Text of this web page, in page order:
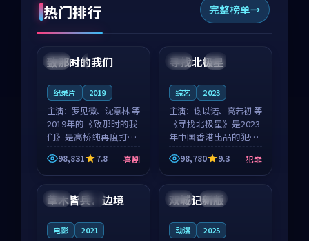
热门排行 完整榜单
中国 4K
99:22
致那时的我们
纪录片 2019
主演： 罗见微、沈意林 等
2019年的《致那时的我
们》是高桥纯再度打磨
的喜剧佳作。中国大陆
的取景与都市寓言的氛
围相互成就，罗见微与
沈意林的对手戏自然克
制，让整部影片在悬
98,831 7.8 喜剧
中国 4K
99:18
寻找北极星
综艺 2023
主演： 谢以诺、高若初 等
《寻找北极星》是2023
年中国香港出品的犯罪
新作，主创团队希望用
公路冒险的故事让观众
停下来想一想。谢以诺
领衔，高若初担任重要
角色，戚南柯的叙事
98,780 9.3 犯罪
泰国 独播
草木皆兵：边境
电影 2021
中国 独播
双城记新版
动漫 2025